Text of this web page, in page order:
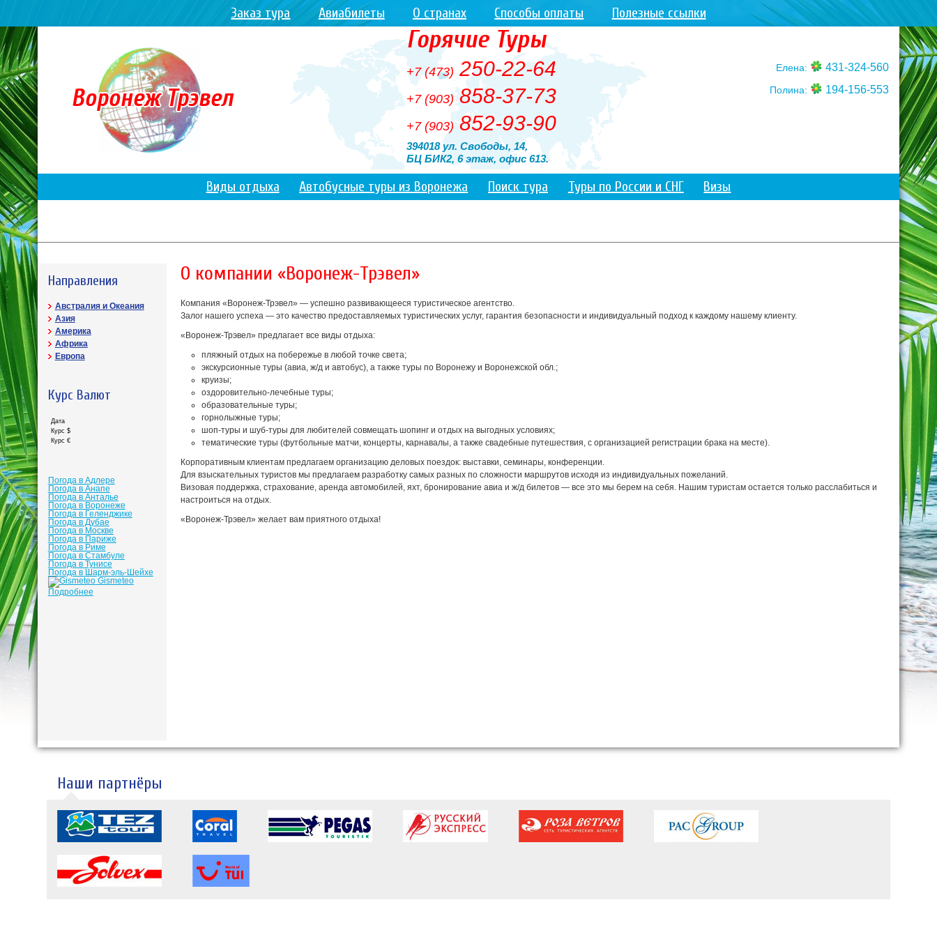
Заказ тура Авиабилеты О странах Способы оплаты Полезные ссылки
Горячие Туры
+7 (473) 250-22-64
+7 (903)858-37-73
+7 (903)852-93-90
394018 ул. Свободы, 14,
БЦ БИК2, 6 этаж, офис 613.
Елена: 431-324-560
Полина: 194-156-553
Виды отдыха Автобусные туры из Воронежа Поиск тура Туры по России и СНГ Визы
Направления
Австралия и Океания
Азия
Америка
Африка
Европа
Курс Валют
Дата
Курс $
Курс €
Погода в Адлере
Погода в Анапе
Погода в Анталье
Погода в Воронеже
Погода в Геленджике
Погода в Дубае
Погода в Москве
Погода в Париже
Погода в Риме
Погода в Стамбуле
Погода в Тунисе
Погода в Шарм-эль-Шейхе
Gismeteo
Подробнее
О компании «Воронеж-Трэвел»
Компания «Воронеж-Трэвел» — успешно развивающееся туристическое агентство.
Залог нашего успеха — это качество предоставляемых туристических услуг, гарантия безопасности и индивидуальный подход к каждому нашему клиенту.
«Воронеж-Трэвел» предлагает все виды отдыха:
пляжный отдых на побережье в любой точке света;
экскурсионные туры (авиа, ж/д и автобус), а также туры по Воронежу и Воронежской обл.;
круизы;
оздоровительно-лечебные туры;
образовательные туры;
горнолыжные туры;
шоп-туры и шуб-туры для любителей совмещать шопинг и отдых на выгодных условиях;
тематические туры (футбольные матчи, концерты, карнавалы, а также свадебные путешествия, с организацией регистрации брака на месте).
Корпоративным клиентам предлагаем организацию деловых поездок: выставки, семинары, конференции.
Для взыскательных туристов мы предлагаем разработку самых разных по сложности маршрутов исходя из индивидуальных пожеланий.
Визовая поддержка, страхование, аренда автомобилей, яхт, бронирование авиа и ж/д билетов — все это мы берем на себя. Нашим туристам остается только расслабиться и
настроиться на отдых.
«Воронеж-Трэвел» желает вам приятного отдыха!
Наши партнёры